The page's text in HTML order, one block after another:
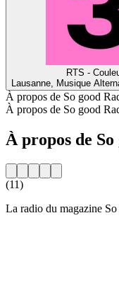
RTS -
Lausanne, Musique
À propos de So good
À propos de So good
À propos de
(11)
La radio du magazine